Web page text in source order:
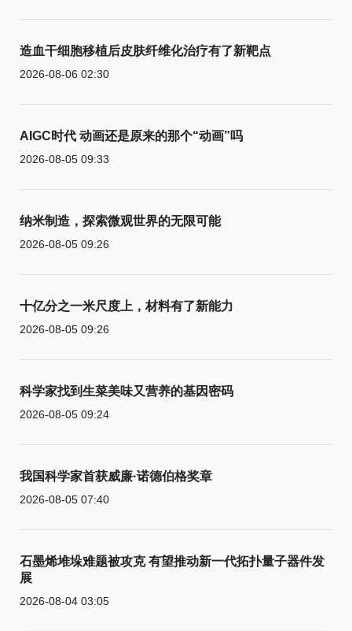
造血干细胞移植后皮肤纤维化治疗有了新靶点
2026-08-06 02:30
AIGC时代 动画还是原来的那个“动画”吗
2026-08-05 09:33
纳米制造，探索微观世界的无限可能
2026-08-05 09:26
十亿分之一米尺度上，材料有了新能力
2026-08-05 09:26
科学家找到生菜美味又营养的基因密码
2026-08-05 09:24
我国科学家首获威廉·诺德伯格奖章
2026-08-05 07:40
石墨烯堆垛难题被攻克 有望推动新一代拓扑量子器件发
展
2026-08-04 03:05